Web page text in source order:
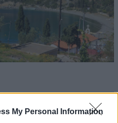
My Personal Information